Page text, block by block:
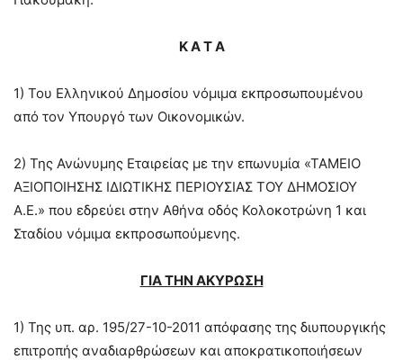
Κ Α Τ Α
1) Του Ελληνικού Δημοσίου νόμιμα εκπροσωπουμένου
από τον Υπουργό των Οικονομικών.
2) Της Ανώνυμης Εταιρείας με την επωνυμία «ΤΑΜΕΙΟ
ΑΞΙΟΠΟΙΗΣΗΣ ΙΔΙΩΤΙΚΗΣ ΠΕΡΙΟΥΣΙΑΣ ΤΟΥ ΔΗΜΟΣΙΟΥ
Α.Ε.» που εδρεύει στην Αθήνα οδός Κολοκοτρώνη 1 και
Σταδίου νόμιμα εκπροσωπούμενης.
ΓΙΑ ΤΗΝ ΑΚΥΡΩΣΗ
1) Της υπ. αρ. 195/27-10-2011 απόφασης της διυπουργικής
επιτροπής αναδιαρθρώσεων και αποκρατικοποιήσεων